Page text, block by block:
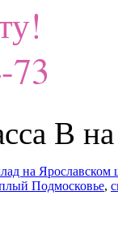
73
В
на Ярославском
Подмосковье,